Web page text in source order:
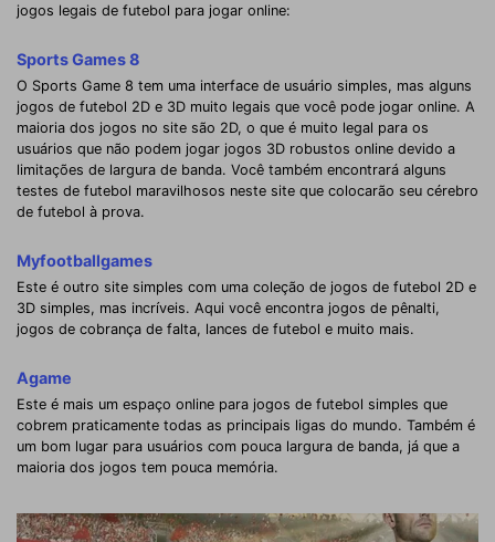
jogos legais de futebol para jogar online:
Sports Games 8
O Sports Game 8 tem uma interface de usuário simples, mas alguns
jogos de futebol 2D e 3D muito legais que você pode jogar online. A
maioria dos jogos no site são 2D, o que é muito legal para os
usuários que não podem jogar jogos 3D robustos online devido a
limitações de largura de banda. Você também encontrará alguns
testes de futebol maravilhosos neste site que colocarão seu cérebro
de futebol à prova.
Myfootballgames
Este é outro site simples com uma coleção de jogos de futebol 2D e
3D simples, mas incríveis. Aqui você encontra jogos de pênalti,
jogos de cobrança de falta, lances de futebol e muito mais.
Agame
Este é mais um espaço online para jogos de futebol simples que
cobrem praticamente todas as principais ligas do mundo. Também é
um bom lugar para usuários com pouca largura de banda, já que a
maioria dos jogos tem pouca memória.